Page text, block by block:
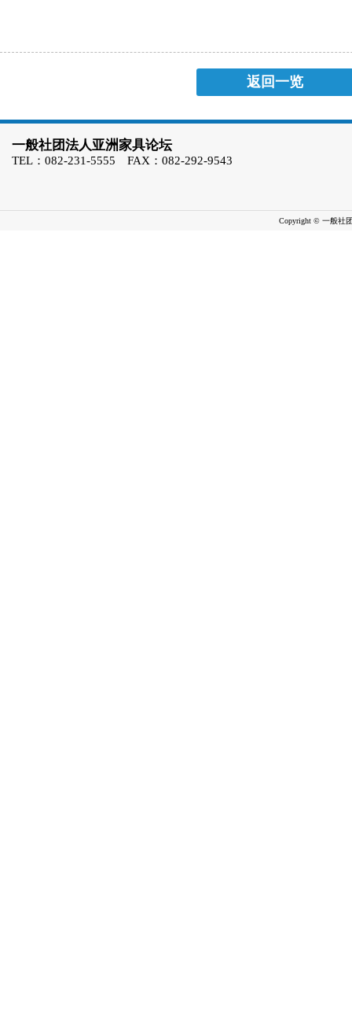
返回一览
一般社团法人亚洲家具论坛
TEL：082-231-5555 FAX：082-292-9543
Copyright © 一般社